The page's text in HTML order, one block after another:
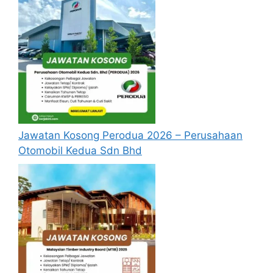
pelantikan yang telah ditetapkan bagi
setiap jawatan yang hendak dipohon, Sila
baca pada lampiran yang kami telah
sediakan seperti berikut.
Update Jawatan Kosong Terkini
Cara Memohon
Permohonan jawatan diatas hendaklah
melalui pautanPermohonan Onlineyang
boleh didapati melalui pautan yang telah
disediakan dibawah. Untuk pemohon kali
pertama, anda perlu mendaftar
akaun baru terlebih dahulu.
Calon dikehendaki memuat naik resume
yang lengkap (kelayakan akademik,
pengalaman kerja, gaji semasa dan gaji
yang dipohon, gambar berukuran
Jawatan Kosong Perodua 2026 – Perusahaan
Otomobil Kedua Sdn Bhd